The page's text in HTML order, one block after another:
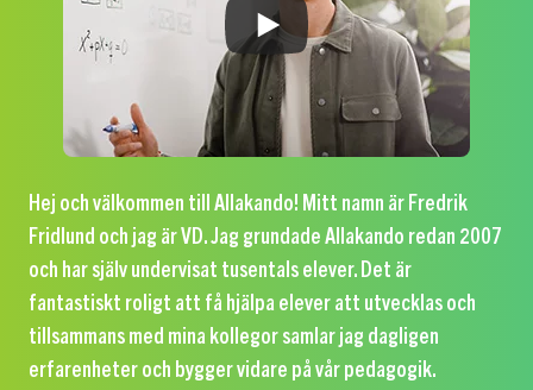
Hej och välkommen till Allakando! Mitt namn är Fredrik
Fridlund och jag är VD. Jag grundade Allakando redan 2007
och har själv undervisat tusentals elever. Det är
fantastiskt roligt att få hjälpa elever att utvecklas och
tillsammans med mina kollegor samlar jag dagligen
erfarenheter och bygger vidare på vår pedagogik.